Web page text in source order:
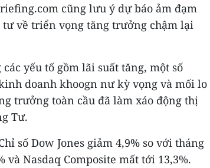
cũng lưu ý dự báo ảm đạm
về triển vọng tăng trưởng chậm lại
yếu tố gồm lãi suất tăng, một số
doanh khoogn nư kỳ vọng và mối lo
trưởng toàn cầu đã làm xáo động thị
Tư.
số Dow Jones giảm 4,9% so với tháng
Nasdaq Composite mất tới 13,3%.